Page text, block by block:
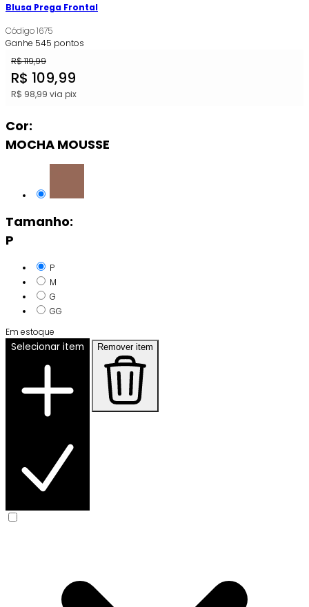
Blusa Prega Frontal
Código1675
Ganhe 545 pontos
R$119,99
R$ 109,99
R$ 98,99 via pix
Cor:
MOCHA MOUSSE
Tamanho:
P
P
M
G
GG
Em estoque
Selecionar item Remover item